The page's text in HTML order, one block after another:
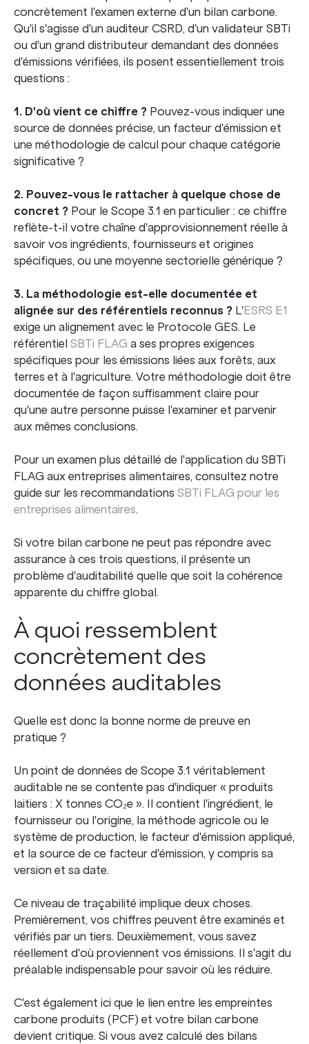
concrètement l'examen externe d'un bilan carbone.
Qu'il s'agisse d'un auditeur CSRD, d'un validateur SBTi
ou d'un grand distributeur demandant des données
d'émissions vérifiées, ils posent essentiellement trois
questions :
1. D'où vient ce chiffre ? Pouvez-vous indiquer une
source de données précise, un facteur d'émission et
une méthodologie de calcul pour chaque catégorie
significative ?
2. Pouvez-vous le rattacher à quelque chose de
concret ? Pour le Scope 3.1 en particulier : ce chiffre
reflète-t-il votre chaîne d'approvisionnement réelle à
savoir vos ingrédients, fournisseurs et origines
spécifiques, ou une moyenne sectorielle générique ?
3. La méthodologie est-elle documentée et
alignée sur des référentiels reconnus ? L'ESRS E1
exige un alignement avec le Protocole GES. Le
référentielSBTi FLAG a ses propres exigences
spécifiques pour les émissions liées aux forêts, aux
terres et à l'agriculture. Votre méthodologie doit être
documentée de façon suffisamment claire pour
qu'une autre personne puisse l'examiner et parvenir
aux mêmes conclusions.
Pour un examen plus détaillé de l'application du SBTi
FLAG aux entreprises alimentaires, consultez notre
guide sur les recommandationsSBTi FLAG pour les
entreprises alimentaires.
Si votre bilan carbone ne peut pas répondre avec
assurance à ces trois questions, il présente un
problème d'auditabilité quelle que soit la cohérence
apparente du chiffre global.
À quoi ressemblent
concrètement des
données auditables
Quelle est donc la bonne norme de preuve en
pratique ?
Un point de données de Scope 3.1 véritablement
auditable ne se contente pas d'indiquer « produits
laitiers : X tonnes CO₂e ». Il contient l'ingrédient, le
fournisseur ou l'origine, la méthode agricole ou le
système de production, le facteur d'émission appliqué,
et la source de ce facteur d'émission, y compris sa
version et sa date.
Ce niveau de traçabilité implique deux choses.
Premièrement, vos chiffres peuvent être examinés et
vérifiés par un tiers. Deuxièmement, vous savez
réellement d'où proviennent vos émissions. Il s'agit du
préalable indispensable pour savoir où les réduire.
C'est également ici que le lien entre les empreintes
carbone produits (PCF) et votre bilan carbone
devient critique. Si vous avez calculé des bilans